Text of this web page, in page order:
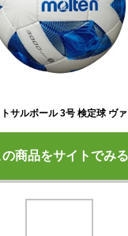
の商品をサイトでみる